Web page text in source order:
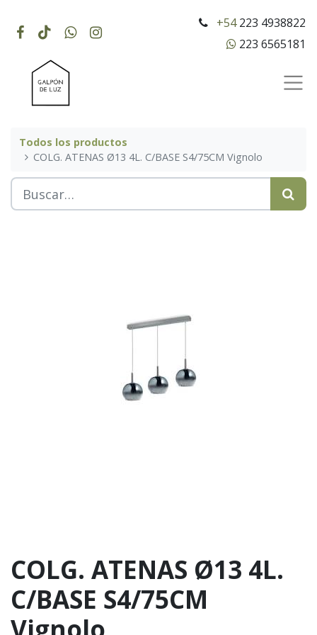
+54223 4938822
223 6565181
Todos los productos
COLG. ATENAS Ø13 4L. C/BASE S4/75CM Vignolo
COLG. ATENAS Ø13 4L.
C/BASE S4/75CM